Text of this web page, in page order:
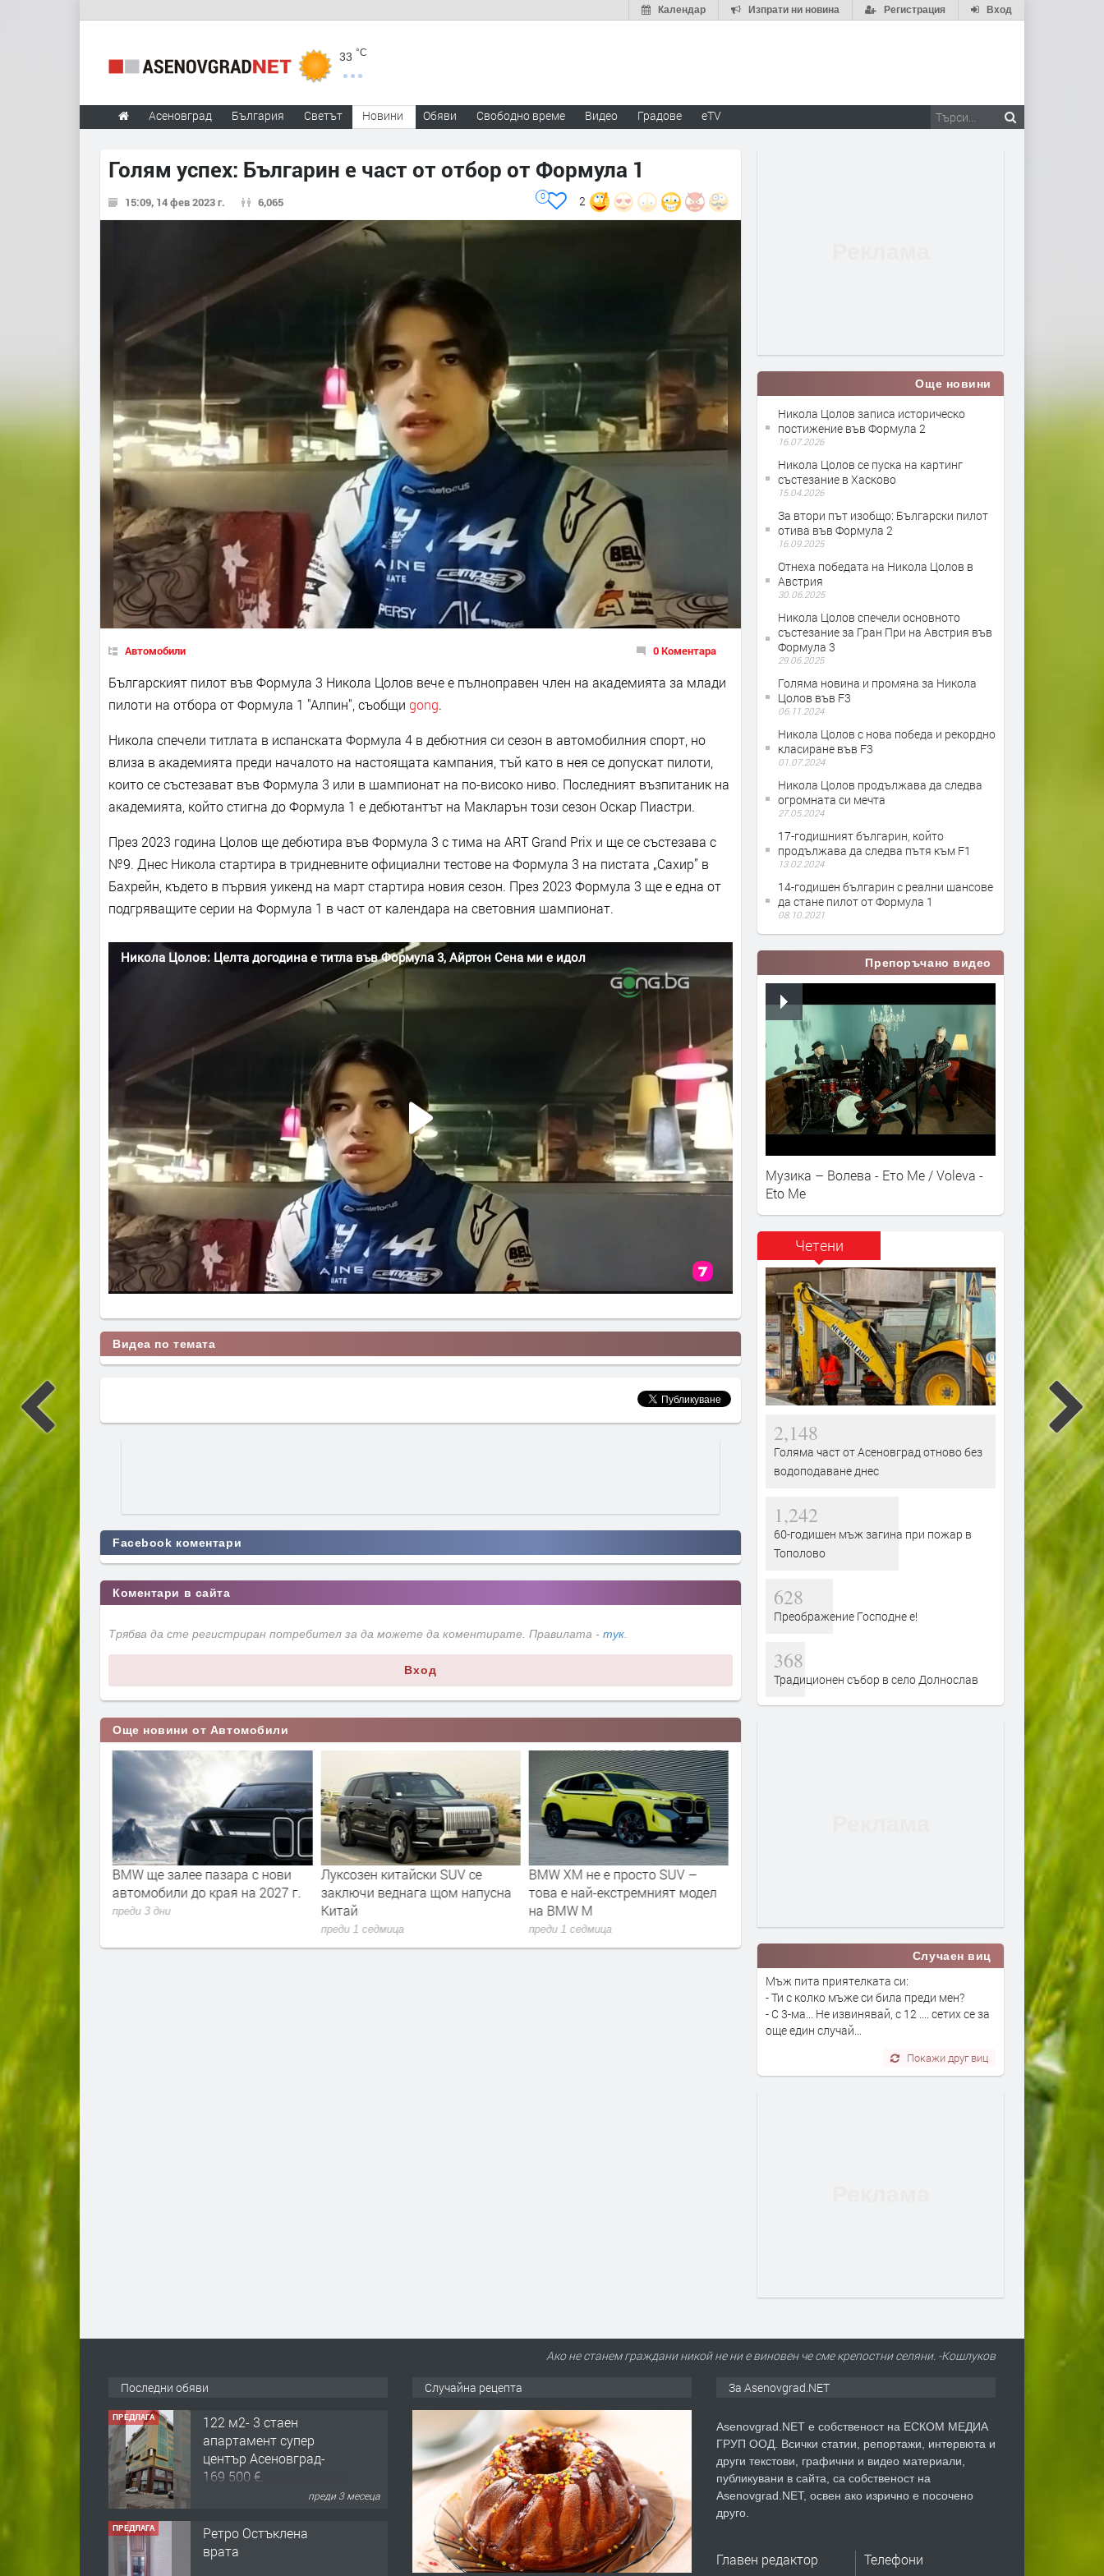
Вход
Регистрация
Изпрати ни новина
Календар
33 °C
Асеновград България Светът Новини Обяви Свободно време Видео Градове eTV
Голям успех: Българин е част от отбор от Формула 1
15:09, 14 фев 2023 г. 6,065 2
0
Автомобили 0 Коментара
Българският пилот във Формула 3 Никола Цолов вече е пълноправен член на академията за млади
пилоти на отбора от Формула 1 "Алпин", съобщи gong.
Никола спечели титлата в испанската Формула 4 в дебютния си сезон в автомобилния спорт, но
влиза в академията преди началото на настоящата кампания, тъй като в нея се допускат пилоти,
които се състезават във Формула 3 или в шампионат на по-високо ниво. Последният възпитаник на
академията, който стигна до Формула 1 е дебютантът на Макларън този сезон Оскар Пиастри.
През 2023 година Цолов ще дебютира във Формула 3 с тима на ART Grand Prix и ще се състезава с
№9. Днес Никола стартира в тридневните официални тестове на Формула 3 на пистата „Сахир” в
Бахрейн, където в първия уикенд на март стартира новия сезон. През 2023 Формула 3 ще е една от
подгряващите серии на Формула 1 в част от календара на световния шампионат.
Видеа по темата
Facebook коментари
Коментари в сайта
Трябва да сте регистриран потребител за да можете да коментирате. Правилата - тук.
Вход
Още новини от Автомобили
пари, без да
на гориво
BMW ще залее пазара с нови
автомобили до края на 2027 г.
преди 3 дни
Луксозен китайски SUV се
заключи веднага щом напусна
Китай
преди 1 седмица
BMW XM не е просто SUV –
това е най-екстремният модел
на BMW M
преди 1 седмица преди 2 седмици
Новата Honda Prelude ви
пленява, без да ви
Още новини
Никола Цолов записа историческо
постижение във Формула 2
16.07.2026
Никола Цолов се пуска на картинг
състезание в Хасково
15.04.2026
За втори път изобщо: Български пилот
отива във Формула 2
16.09.2025
Отнеха победата на Никола Цолов в
Австрия
30.06.2025
​Никола Цолов спечели основното
състезание за Гран При на Австрия във
Формула 3
29.06.2025
Голяма новина и промяна за Никола
Цолов във F3
06.11.2024
Никола Цолов с нова победа и рекордно
класиране във F3
01.07.2024
Никола Цолов продължава да следва
огромната си мечта
27.05.2024
17-годишният българин, който
продължава да следва пътя към F1
13.02.2024
14-годишен българин с реални шансове
да стане пилот от Формула 1
08.10.2021
Препоръчано видео
Музика – Волева - Ето Ме / Voleva -
Eto Me
Четени
2,148
Голяма част от Асеновград отново без
водоподаване днес
1,242
60-годишен мъж загина при пожар в
Тополово
628
Преображение Господне е!
368
Традиционен събор в село Долнослав
Случаен виц
Мъж пита приятелката си:
- Ти с колко мъже си била преди мен?
- С 3-ма... Не извинявай, с 12 .... сетих се за
още един случай...
Покажи друг виц
Ако не станем граждани никой не ни е виновен че сме крепостни селяни. -Кошлуков
Последни обяви
ПРЕДЛАГА
122 м2- 3 стаен
апартамент супер
център Асеновград-
169 500 €.
преди 3 месеца
ПРЕДЛАГА
Ретро Остъклена
врата
Случайна рецепта За Asenovgrad.NET
Asenovgrad.NET е собственост на ЕСКОМ МЕДИА
ГРУП ООД. Всички статии, репортажи, интервюта и
други текстови, графични и видео материали,
публикувани в сайта, са собственост на
Asenovgrad.NET, освен ако изрично е посочено
друго.
Главен редактор Телефони